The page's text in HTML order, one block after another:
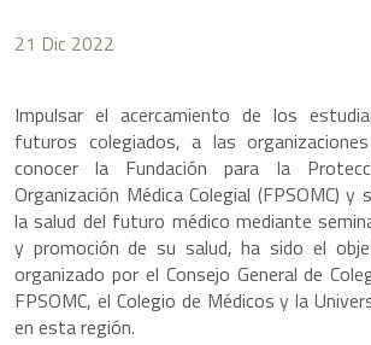
21 Dic 2022
Impulsar el acercamiento de los
futuros colegiados, a las
conocer la Fundación para la
Organización Médica Colegial (FPSOMC)
la salud del futuro médico mediante
y promoción de su salud, ha sido el
organizado por el Consejo General de
FPSOMC, el Colegio de Médicos y la
en esta región.